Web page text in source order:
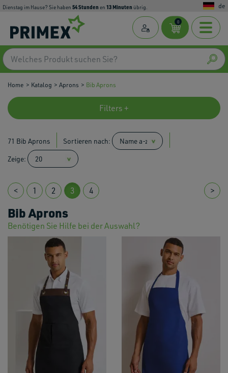
Dienstag im Hause? Sie haben 54Stunden en 13Minuten übrig. de
0
Home Katalog Aprons Bib Aprons
Filters +
71 Bib Aprons Sortieren nach:
Zeige:
< 1 2 3 4 >
Bib Aprons
Benötigen Sie Hilfe bei der Auswahl?